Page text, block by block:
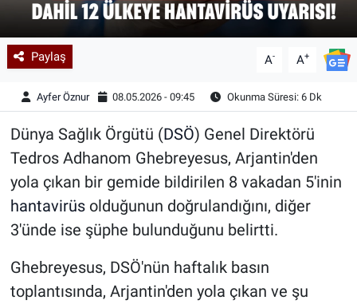
Paylaş A- A+
Ayfer Öznur 08.05.2026 - 09:45 Okunma Süresi: 6 Dk
Dünya Sağlık Örgütü (DSÖ) Genel Direktörü
Tedros Adhanom Ghebreyesus, Arjantin'den
yola çıkan bir gemide bildirilen 8 vakadan 5'inin
hantavirüsolduğunun doğrulandığını, diğer
3'ünde ise şüphe bulunduğunu belirtti.
Ghebreyesus, DSÖ'nün haftalık basın
toplantısında, Arjantin'den yola çıkan ve şu